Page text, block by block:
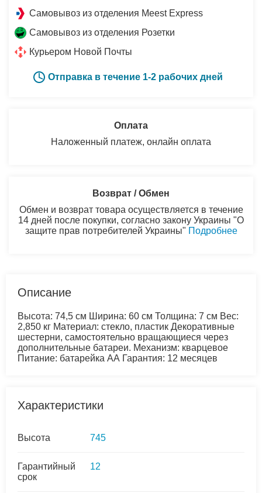
Самовывоз из отделения Meest Express
Самовывоз из отделения Розетки
Курьером Новой Почты
Отправка в течение 1-2 рабочих дней
Оплата
Наложенный платеж, онлайн оплата
Возврат / Обмен
Обмен и возврат товара осуществляется в течение
14 дней после покупки, согласно закону Украины "О
защите прав потребителей Украины" Подробнее
Описание
Высота: 74,5 см Ширина: 60 см Толщина: 7 см Вес:
2,850 кг Материал: стекло, пластик Декоративные
шестерни, самостоятельно вращающиеся через
дополнительные батареи. Механизм: кварцевое
Питание: батарейка АА Гарантия: 12 месяцев
Характеристики
Высота 745
Гарантийный
срок
12